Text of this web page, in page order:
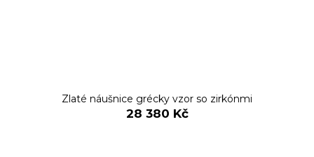
Zlaté náušnice grécky vzor so zirkónmi
28 380 Kč